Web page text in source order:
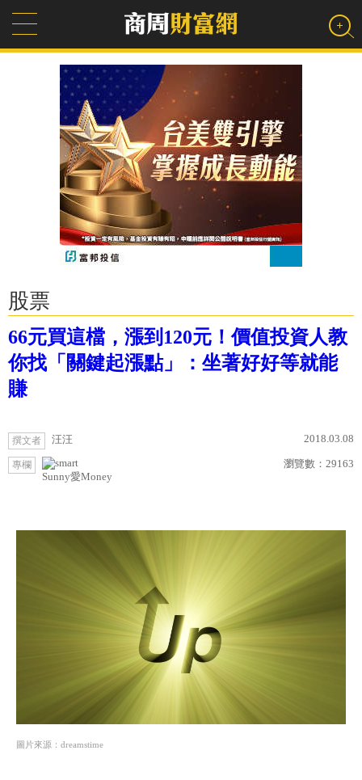
股票
66元買這檔，漲到120元！價值投資人教
你找「關鍵起漲點」：坐著好好等就能
賺
撰文者 汪汪 2018.03.08
專欄
Sunny愛Money
瀏覽數： 29163
圖片來源：dreamstime